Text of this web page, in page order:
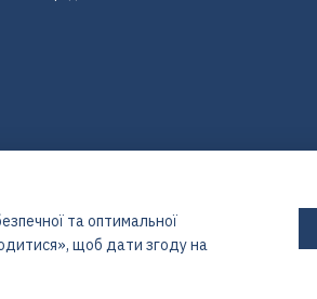
та оптимальної
щоб дати згоду на